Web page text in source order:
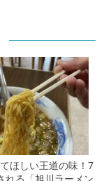
ほしい王道の味！7